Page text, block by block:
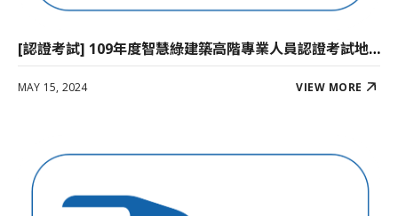
[認證考試] 109年度智慧綠建築高階專業人員認證考試地點公告
MAY 15, 2024 VIEW MORE